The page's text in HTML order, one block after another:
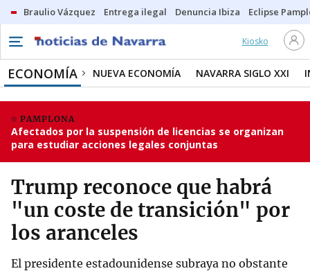
Braulio Vázquez Entrega ilegal Denuncia Ibiza Eclipse
Kiosko
ECONOMÍA NUEVA ECONOMÍA NAVARRA SIGLO XXI
PAMPLONA
Afectados por la suspensión de licencias se organizan
para estudiar acciones legales conjuntas
Trump reconoce que habrá
"un coste de transición" por
los aranceles
El presidente estadounidense subraya no obstante